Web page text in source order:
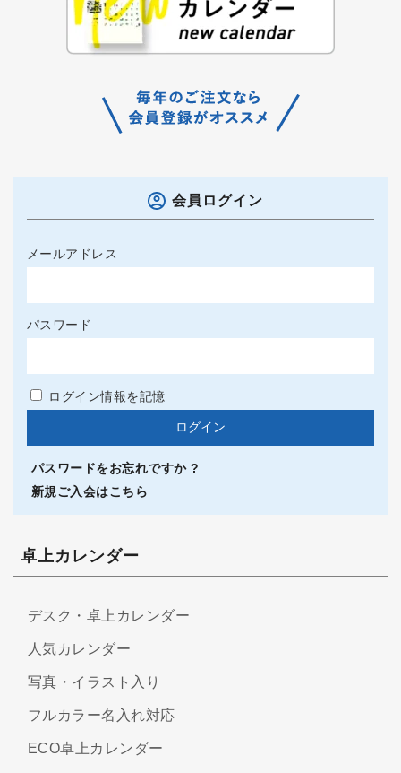
会員ログイン
メールアドレス
パスワード
ログイン情報を記憶
パスワードをお忘れですか ?
新規ご入会はこちら
卓上カレンダー
デスク・卓上カレンダー
人気カレンダー
写真・イラスト入り
フルカラー名入れ対応
ECO卓上カレンダー